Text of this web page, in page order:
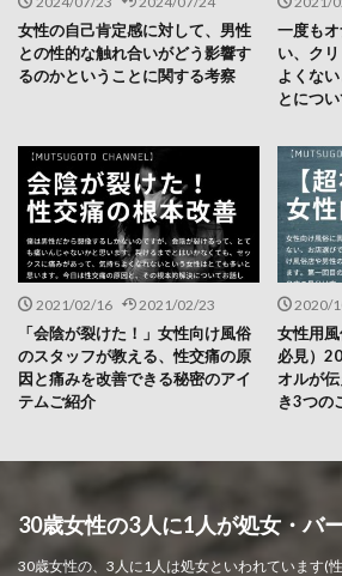
女性の自己肯定感に対して、男性
との性的な触れ合いがどう影響す
るのかということに関する考察
一度も
い、ク
よくな
とにつ
2021/02/16 2021/02/23
「会陰が裂けた！」女性向け風俗
のスタッフが教える、性交痛の原
因と痛みを改善できる秘密のアイ
テムご紹介
2020/
女性用
必見）
オルが
き3つの
30歳女性の3人に1人が処女・バ
30歳女性の、3人に1人は処女といわれています(